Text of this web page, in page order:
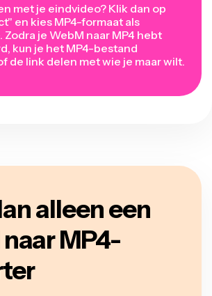
met je eindvideo? Klik dan op
en kies MP4-formaat als
je WebM naar MP4 hebt
kun je het MP4-bestand
de link delen met wie je maar wilt.
alleen een
MP4-